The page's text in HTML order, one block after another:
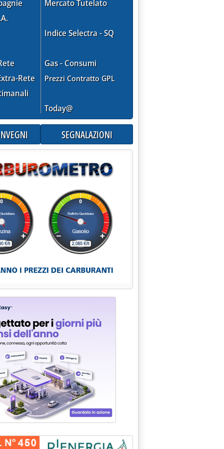
Rete
Mercato Tutelato
Indice Selectra - SQ
Gas - Consumi
Prezzi Contratto GPL
Today@
SEGNALAZIONI